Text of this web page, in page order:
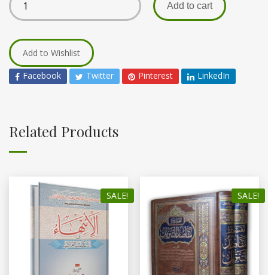
Add to cart
Add to Wishlist
Facebook Twitter Pinterest LinkedIn
Related Products
SALE! SALE!